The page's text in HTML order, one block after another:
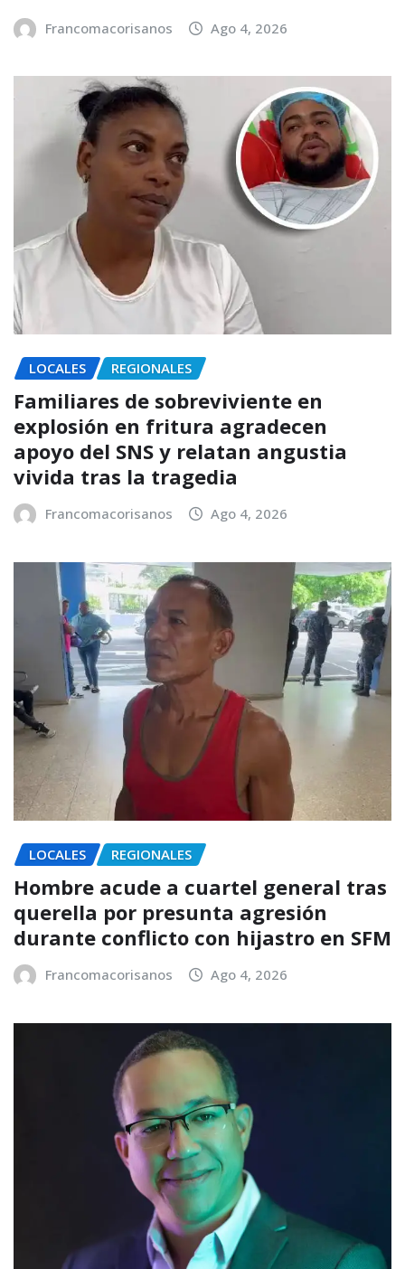
Francomacorisanos Ago 4, 2026
LOCALES REGIONALES
Familiares de sobreviviente en
explosión en fritura agradecen
apoyo del SNS y relatan angustia
vivida tras la tragedia
Francomacorisanos Ago 4, 2026
LOCALES REGIONALES
Hombre acude a cuartel general tras
querella por presunta agresión
durante conflicto con hijastro en SFM
Francomacorisanos Ago 4, 2026